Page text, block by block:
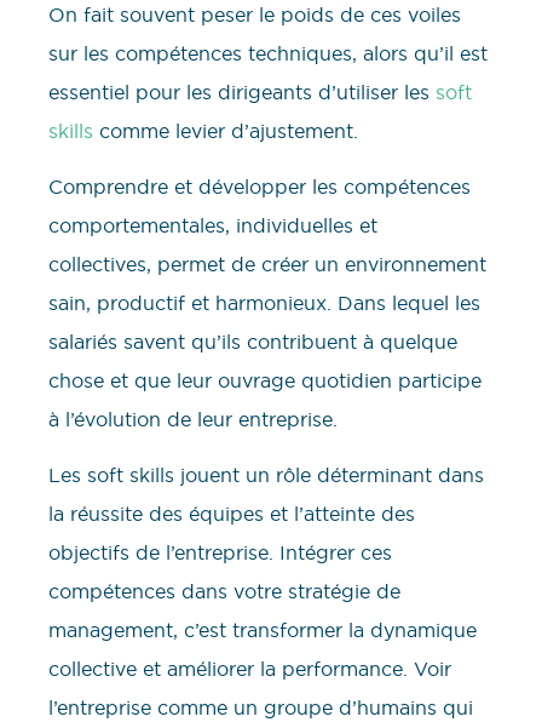
On fait souvent peser le poids de ces voiles
sur les compétences techniques, alors qu’il est
essentiel pour les dirigeants d’utiliser les soft
skills comme levier d’ajustement.
Comprendre et développer les compétences
comportementales, individuelles et
collectives, permet de créer un environnement
sain, productif et harmonieux. Dans lequel les
salariés savent qu’ils contribuent à quelque
chose et que leur ouvrage quotidien participe
à l’évolution de leur entreprise.
Les soft skills jouent un rôle déterminant dans
la réussite des équipes et l’atteinte des
objectifs de l’entreprise. Intégrer ces
compétences dans votre stratégie de
management, c’est transformer la dynamique
collective et améliorer la performance. Voir
l’entreprise comme un groupe d’humains qui